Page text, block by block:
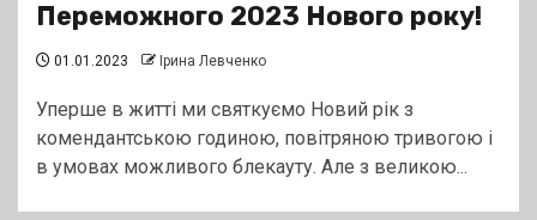
Переможного 2023 Нового року!
01.01.2023 Ірина Левченко
Уперше в житті ми святкуємо Новий рік з
комендантською годиною, повітряною тривогою і
в умовах можливого блекауту. Але з великою...